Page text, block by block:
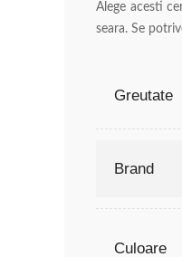
Alege acesti
seara. Se
Greutate
Brand
Culoare